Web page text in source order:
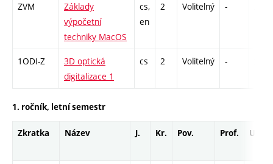
ZVM
Základy
výpočetní
techniky MacOS
cs,
en
2 Volitelný -
1ODI-Z
3D optická
digitalizace 1
cs 2 Volitelný -
1. ročník, letní semestr
Zkratka Název J. Kr. Pov. Prof. Uk.